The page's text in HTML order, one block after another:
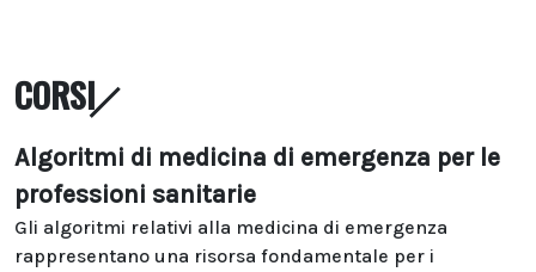
CORSI
Algoritmi di medicina di emergenza per le
professioni sanitarie
Gli algoritmi relativi alla medicina di emergenza
rappresentano una risorsa fondamentale per i